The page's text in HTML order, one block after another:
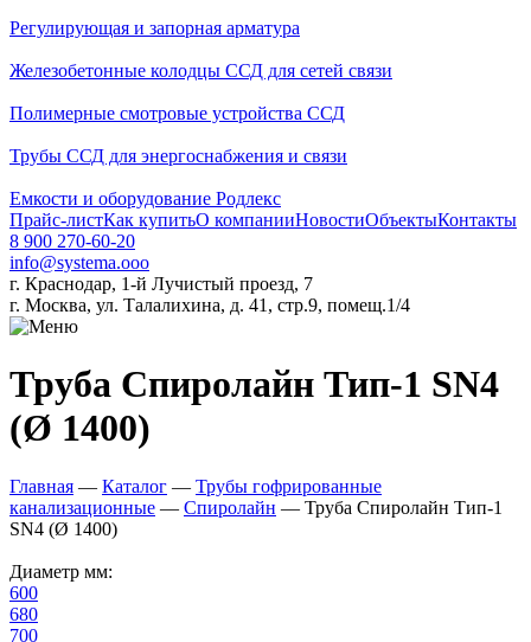
Регулирующая и запорная арматура
Железобетонные колодцы ССД для сетей связи
Полимерные смотровые устройства ССД
Трубы ССД для энергоснабжения и связи
Емкости и оборудование Родлекс
Прайс-листКак купитьО компанииНовостиОбъектыКонтакты
8 900 270-60-20
info@systema.ooo
г. Краснодар, 1-й Лучистый проезд, 7
г. Москва, ул. Талалихина, д. 41, стр.9, помещ.1/4
Труба Спиролайн Тип-1 SN4
(Ø 1400)
Главная — Каталог — Трубы гофрированные
канализационные — Спиролайн — Труба Спиролайн Тип-1
SN4 (Ø 1400)
Диаметр мм:
600
680
700